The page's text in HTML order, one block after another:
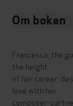
Om boken
Francesca, the
the height
of her career,
love with her
composer-